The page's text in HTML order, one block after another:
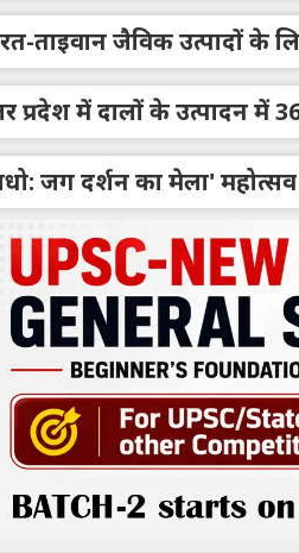
ताइवान जैविक उत्पादों के
प्रदेश में दालों के उत्पादन में
जग दर्शन का मेला' महोत्सव